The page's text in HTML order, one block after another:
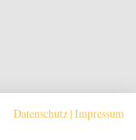
Datenschutz | Impressum